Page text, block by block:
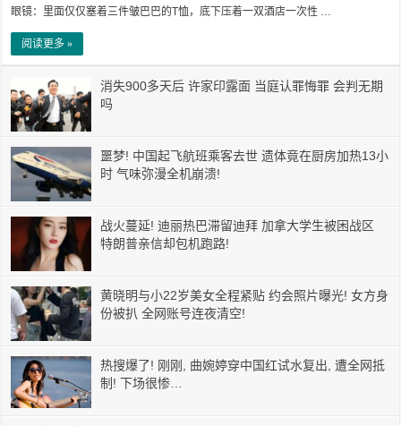
眼镜：里面仅仅塞着三件皱巴巴的T恤，底下压着一双酒店一次性 …
阅读更多 »
消失900多天后 许家印露面 当庭认罪悔罪 会判无期
吗
噩梦! 中国起飞航班乘客去世 遗体竟在厨房加热13小
时 气味弥漫全机崩溃!
战火蔓延! 迪丽热巴滞留迪拜 加拿大学生被困战区
特朗普亲信却包机跑路!
黄晓明与小22岁美女全程紧贴 约会照片曝光! 女方身
份被扒 全网账号连夜清空!
热搜爆了! 刚刚, 曲婉婷穿中国红试水复出, 遭全网抵
制! 下场很惨…